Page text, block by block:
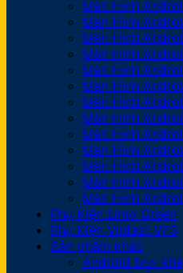
Màn Hình
Màn Hình
Màn Hình
Màn Hình
Màn Hình
Màn Hình
Màn Hình
Màn Hình
Màn Hình
Màn Hình
Màn Hình
Màn Hình
Màn Hình
Phụ Kiện Limo Green
Phụ Kiện Vinfast VF3
Sản phẩm khác
Android box